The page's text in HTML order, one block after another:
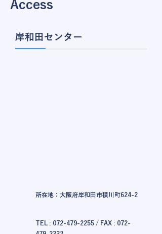
Access
岸和田センター
所在地：大阪府岸和田市積川町624-2
TEL : 072-479-2255 / FAX : 072-